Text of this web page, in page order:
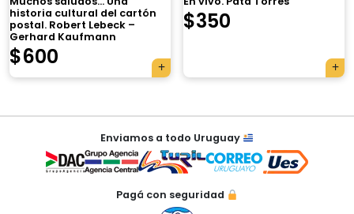
historia cultural del cartón
postal. Robert Lebeck –
Gerhard Kaufmann
$600
$350
Navegación
entradas
Enviamos a todo Uruguay
Pagá con seguridad
Tu carrito está vacío.
automáticamente.